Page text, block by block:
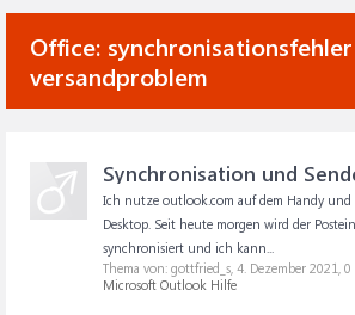
Office: synchronisationsfehler
versandproblem
Synchronisation und
Ich nutze outlook.com auf dem Handy und
Desktop. Seit heute morgen wird der
synchronisiert und ich kann...
Thema von: gottfried_s, 4. Dezember 2021,
Microsoft Outlook Hilfe